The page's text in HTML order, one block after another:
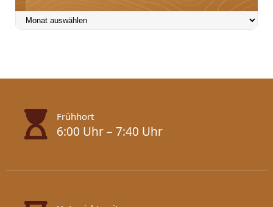
Beiträge
Frühhort
6:00 Uhr – 7:40 Uhr